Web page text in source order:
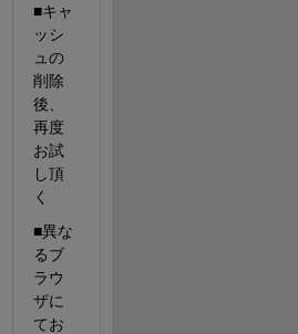
■キャ
ッシ
ュの
削除
後、
再度
お試
し頂
く
■異な
るブ
ラウ
ザに
てお